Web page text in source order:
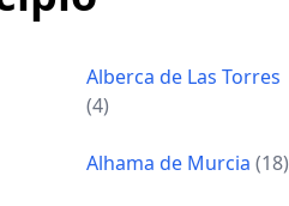
Alberca de Las Torres
(4)
Alhama de Murcia (18)